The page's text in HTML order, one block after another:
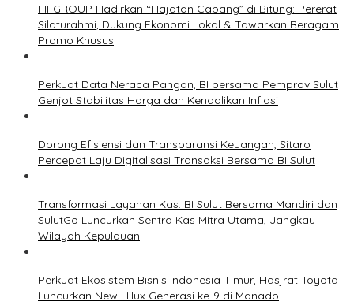
FIFGROUP Hadirkan “Hajatan Cabang” di Bitung: Pererat
Silaturahmi, Dukung Ekonomi Lokal & Tawarkan Beragam
Promo Khusus
Perkuat Data Neraca Pangan, BI bersama Pemprov Sulut
Genjot Stabilitas Harga dan Kendalikan Inflasi
Dorong Efisiensi dan Transparansi Keuangan, Sitaro
Percepat Laju Digitalisasi Transaksi Bersama BI Sulut
Transformasi Layanan Kas: BI Sulut Bersama Mandiri dan
SulutGo Luncurkan Sentra Kas Mitra Utama, Jangkau
Wilayah Kepulauan
Perkuat Ekosistem Bisnis Indonesia Timur, Hasjrat Toyota
Luncurkan New Hilux Generasi ke-9 di Manado